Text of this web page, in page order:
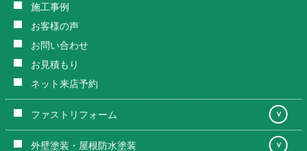
施工事例
お客様の声
お問い合わせ
お見積もり
ネット来店予約
ファストリフォーム ＞
外壁塗装・屋根防水塗装 ＞